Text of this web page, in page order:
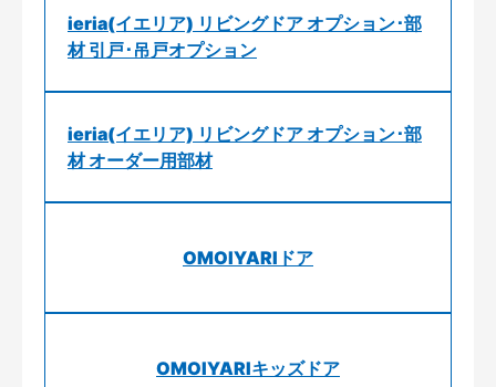
ieria(イエリア) リビングドア オプション･部
材 引戸･吊戸オプション
ieria(イエリア) リビングドア オプション･部
材 オーダー用部材
OMOIYARIドア
OMOIYARIキッズドア